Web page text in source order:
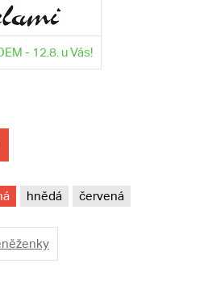
- 12.8. u Vás!
hnědá červená